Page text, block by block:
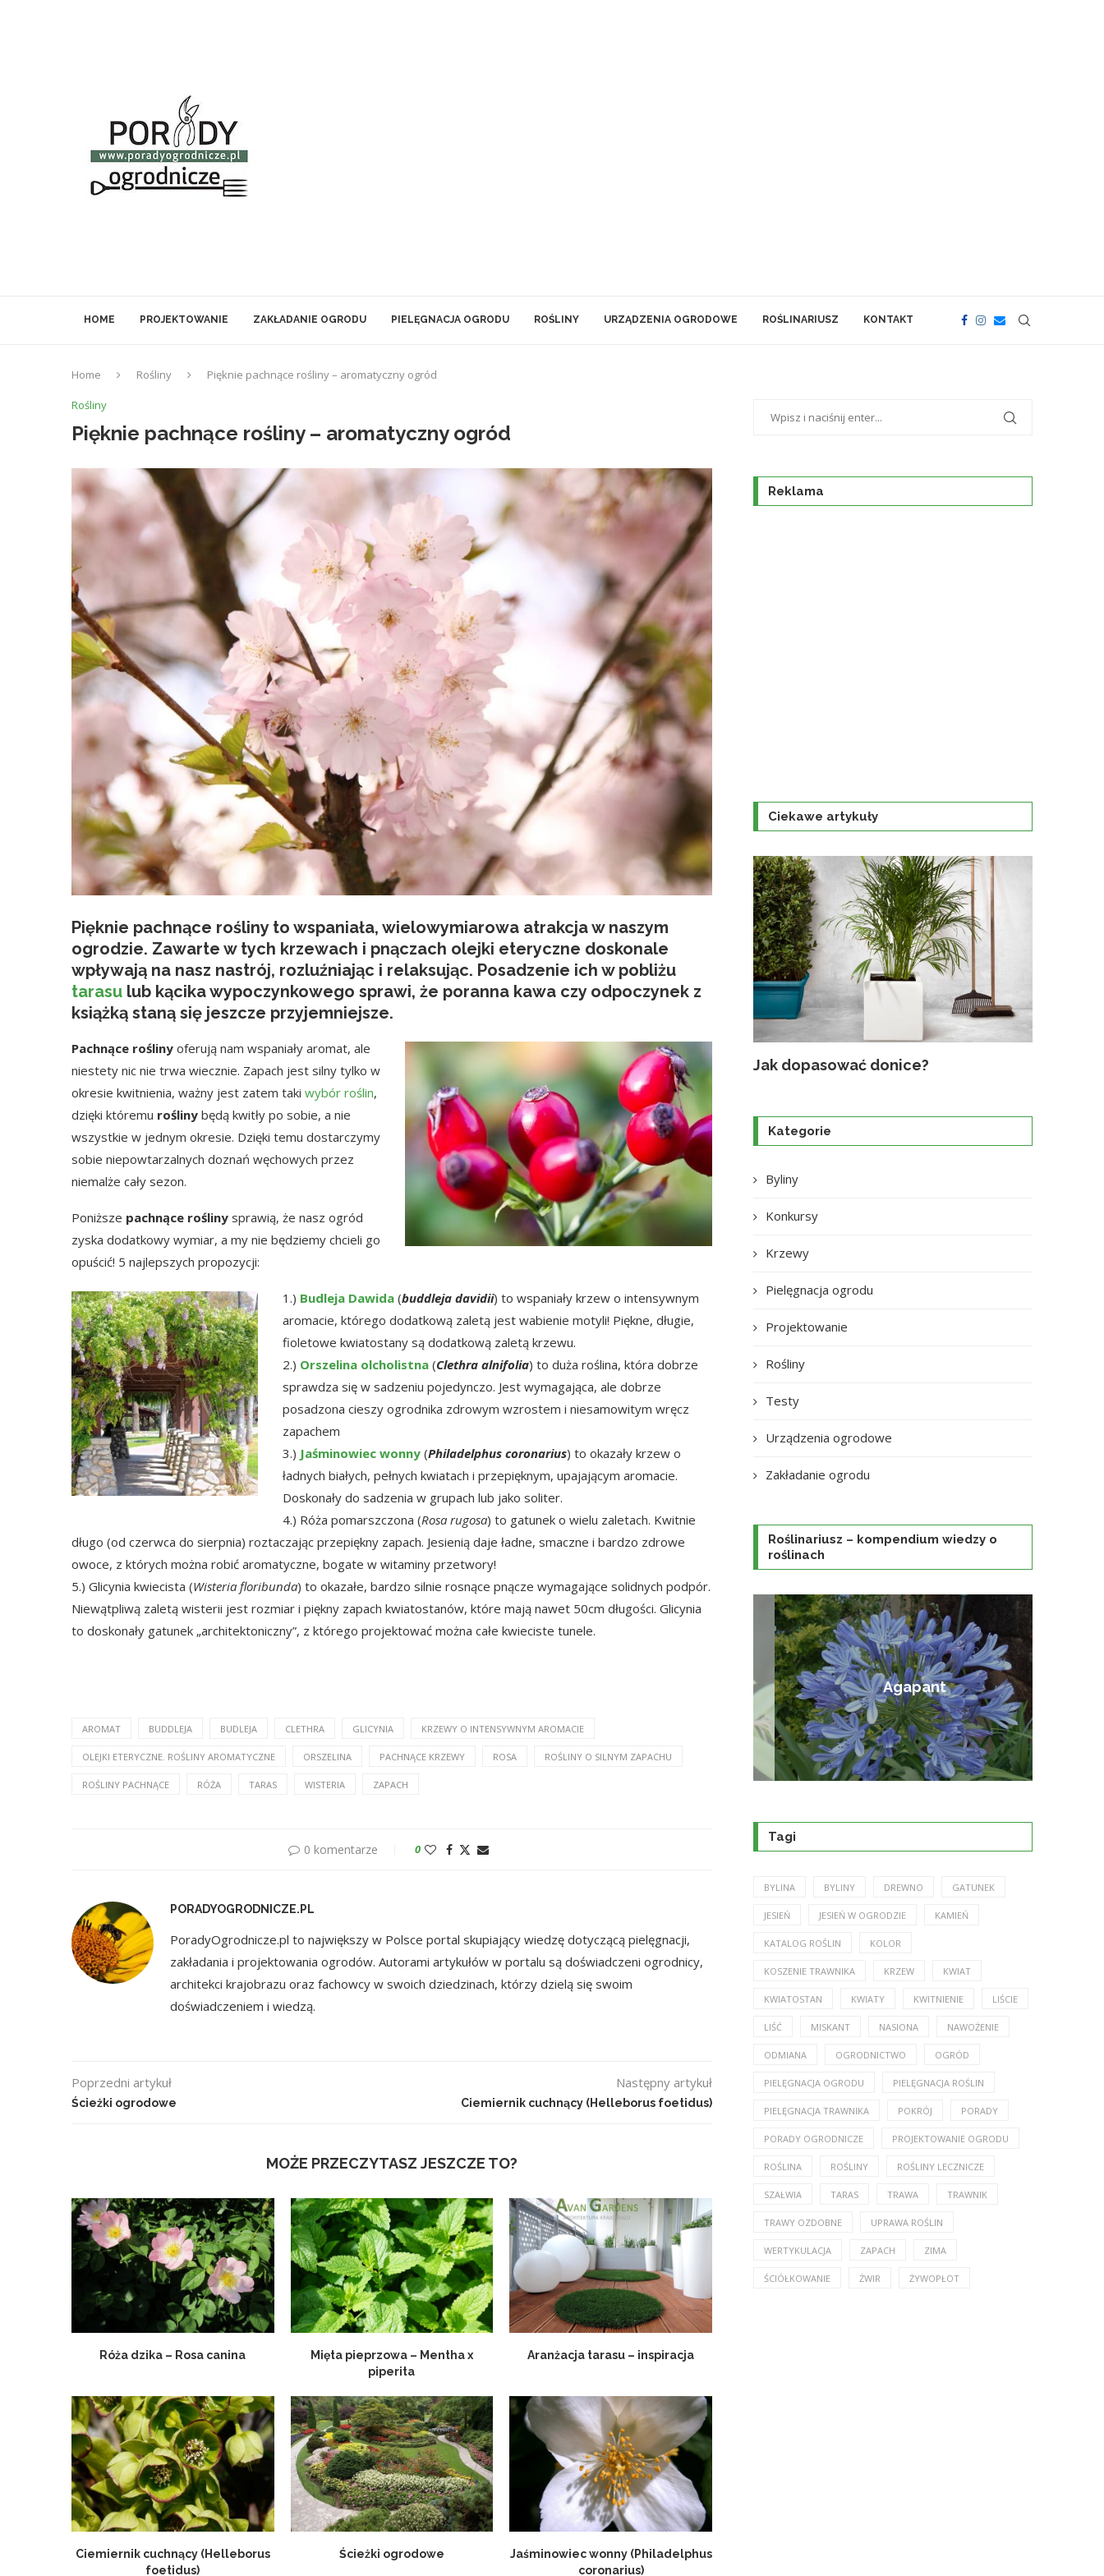
HOME PROJEKTOWANIE ZAKŁADANIE OGRODU PIELĘGNACJA OGRODU ROŚLINY URZĄDZENIA OGRODOWE ROŚLINARIUSZ KONTAKT
Home Rośliny Pięknie pachnące rośliny – aromatyczny ogród
Rośliny
Pięknie pachnące rośliny – aromatyczny ogród
Pięknie pachnące roślinyto wspaniała, wielowymiarowa atrakcja w naszym
ogrodzie. Zawarte w tych krzewach i pnączach olejki eteryczne doskonale
wpływają na nasz nastrój, rozluźniając i relaksując. Posadzenie ich w pobliżu
tarasu lub kącika wypoczynkowego sprawi, że poranna kawa czy odpoczynek z
książką staną się jeszcze przyjemniejsze.
Pachnące rośliny oferują nam wspaniały aromat, ale
niestety nic nie trwa wiecznie. Zapach jest silny tylko w
okresie kwitnienia, ważny jest zatem taki wybór roślin,
dzięki któremu rośliny będą kwitły po sobie, a nie
wszystkie w jednym okresie. Dzięki temu dostarczymy
sobie niepowtarzalnych doznań węchowych przez
niemalże cały sezon.
Poniższe pachnące rośliny sprawią, że nasz ogród
zyska dodatkowy wymiar, a my nie będziemy chcieli go
opuścić! 5 najlepszych propozycji:
1.) Budleja Dawida (buddleja davidii) to wspaniały krzew o intensywnym
aromacie, którego dodatkową zaletą jest wabienie motyli! Piękne, długie,
fioletowe kwiatostany są dodatkową zaletą krzewu.
2.) Orszelina olcholistna (Clethra alnifolia) to duża roślina, która dobrze
sprawdza się w sadzeniu pojedynczo. Jest wymagająca, ale dobrze
posadzona cieszy ogrodnika zdrowym wzrostem i niesamowitym wręcz
zapachem
3.) Jaśminowiec wonny (Philadelphus coronarius) to okazały krzew o
ładnych białych, pełnych kwiatach i przepięknym, upajającym aromacie.
Doskonały do sadzenia w grupach lub jako soliter.
4.) Róża pomarszczona (Rosa rugosa) to gatunek o wielu zaletach. Kwitnie
długo (od czerwca do sierpnia) roztaczając przepiękny zapach. Jesienią daje ładne, smaczne i bardzo zdrowe
owoce, z których można robić aromatyczne, bogate w witaminy przetwory!
5.) Glicynia kwiecista (Wisteria floribunda) to okazałe, bardzo silnie rosnące pnącze wymagające solidnych podpór.
Niewątpliwą zaletą wisterii jest rozmiar i piękny zapach kwiatostanów, które mają nawet 50cm długości. Glicynia
to doskonały gatunek „architektoniczny”, z którego projektować można całe kwieciste tunele.
AROMAT BUDDLEJA BUDLEJA CLETHRA GLICYNIA KRZEWY O INTENSYWNYM AROMACIE
OLEJKI ETERYCZNE. ROŚLINY AROMATYCZNE ORSZELINA PACHNĄCE KRZEWY ROSA ROŚLINY O SILNYM ZAPACHU
ROŚLINY PACHNĄCE RÓŻA TARAS WISTERIA ZAPACH
0 komentarze 0
PORADYOGRODNICZE.PL
PoradyOgrodnicze.pl to największy w Polsce portal skupiający wiedzę dotyczącą pielęgnacji,
zakładania i projektowania ogrodów. Autorami artykułów w portalu są doświadczeni ogrodnicy,
architekci krajobrazu oraz fachowcy w swoich dziedzinach, którzy dzielą się swoim
doświadczeniem i wiedzą.
Poprzedni artykuł
Ścieżki ogrodowe
Następny artykuł
Ciemiernik cuchnący (Helleborus foetidus)
MOŻE PRZECZYTASZ JESZCZE TO?
Róża dzika – Rosa canina
Mięta pieprzowa – Mentha x
piperita
Aranżacja tarasu – inspiracja
Ciemiernik cuchnący (Helleborus
foetidus)
Ścieżki ogrodowe
Jaśminowiec wonny (Philadelphus
coronarius)
Reklama
Ciekawe artykuły
Jak dopasować donice?
Kategorie
Byliny
Konkursy
Krzewy
Pielęgnacja ogrodu
Projektowanie
Rośliny
Testy
Urządzenia ogrodowe
Zakładanie ogrodu
Roślinariusz – kompendium wiedzy o
roślinach
Agapant
Tagi
BYLINA BYLINY DREWNO GATUNEK
JESIEŃ JESIEŃ W OGRODZIE KAMIEŃ
KATALOG ROŚLIN KOLOR
KOSZENIE TRAWNIKA KRZEW KWIAT
KWIATOSTAN KWIATY KWITNIENIE LIŚCIE
LIŚĆ MISKANT NASIONA NAWOŻENIE
ODMIANA OGRODNICTWO OGRÓD
PIELĘGNACJA OGRODU PIELĘGNACJA ROŚLIN
PIELĘGNACJA TRAWNIKA POKRÓJ PORADY
PORADY OGRODNICZE PROJEKTOWANIE OGRODU
ROŚLINA ROŚLINY ROŚLINY LECZNICZE
SZAŁWIA TARAS TRAWA TRAWNIK
TRAWY OZDOBNE UPRAWA ROŚLIN
WERTYKULACJA ZAPACH ZIMA
ŚCIÓŁKOWANIE ŻWIR ŻYWOPŁOT